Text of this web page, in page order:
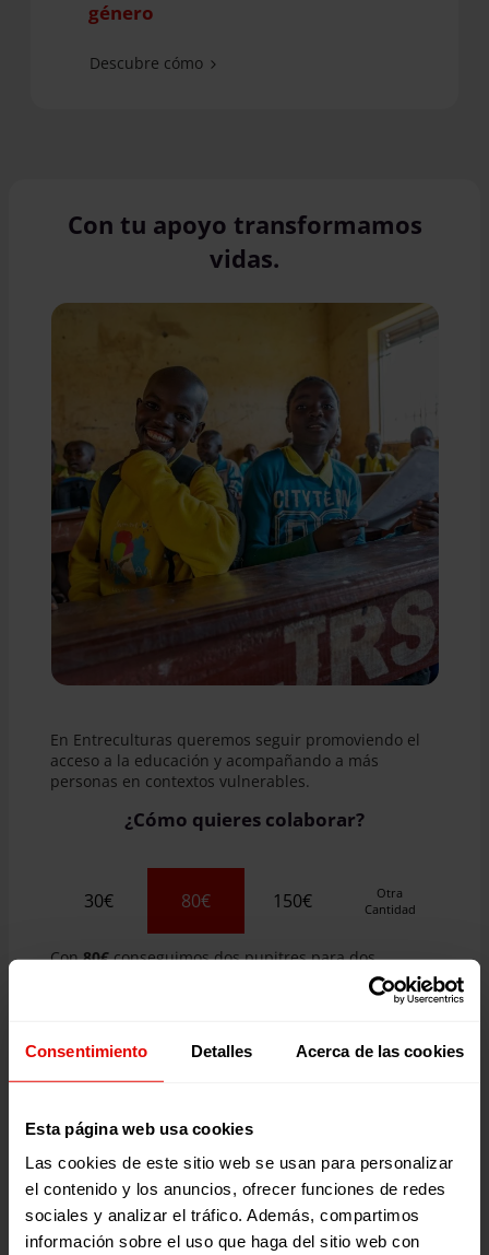
Consentimiento Detalles Acerca de las cookies
Esta página web usa cookies
Las cookies de este sitio web se usan para personalizar
el contenido y los anuncios, ofrecer funciones de redes
sociales y analizar el tráfico. Además, compartimos
información sobre el uso que haga del sitio web con
género
Descubre cómo
Con tu apoyo transformamos
vidas.
En Entreculturas queremos seguir promoviendo el
acceso a la educación y acompañando a más
personas en contextos vulnerables.
¿Cómo quieres colaborar?
30€ 80€ 150€
Otra
Cantidad
Con80€conseguimos dos pupitres para dos
estudiantes de educación primaria en Guatemala
¿Eres una empresa?